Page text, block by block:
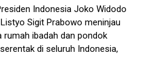
Indonesia Joko Widodo
Sigit Prabowo meninjau
ibadah dan pondok
di seluruh Indonesia,